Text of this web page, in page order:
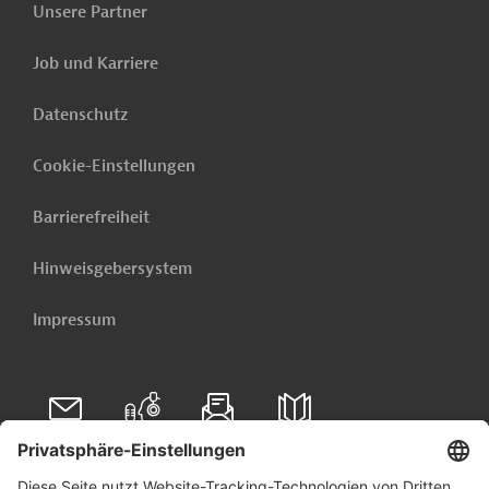
für Fischereiüberwachung in Nouadhibou (Centre
Naukluft-Nationalpark
Weitere verwandte Inhalte anzeigen
Unsere Partner
Job und Karriere
Datenschutz
Cookie-Einstellungen
Barrierefreiheit
Hinweisgebersystem
Impressum